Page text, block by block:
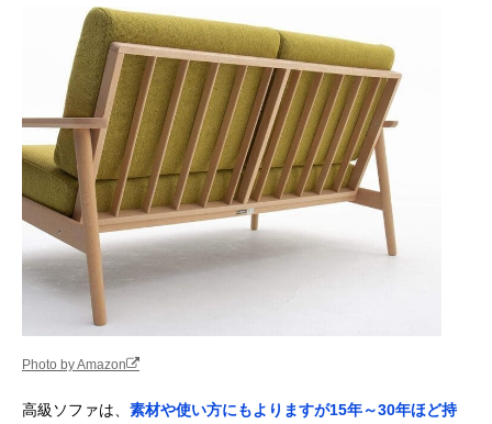
Photo by Amazon
高級ソファは、 素材や使い方にもよりますが15年～30年ほど持